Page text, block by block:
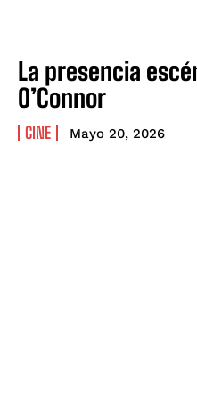
La presencia
O’Connor
CINE Mayo 20, 2026